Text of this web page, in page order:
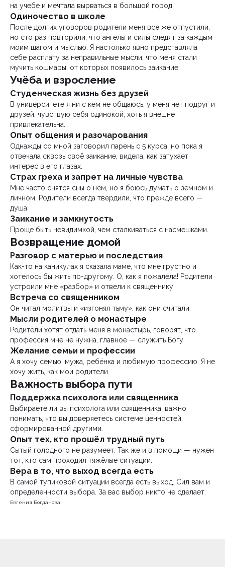
на учебе и мечтала вырваться в большой город!
Одиночество в школе
После долгих уговоров родители меня всё же отпустили,
но сто раз повторили, что ангелы и силы следят за каждым
моим шагом и мыслью. Я настолько явно представляла
себе расплату за неправильные мысли, что меня стали
мучить кошмары, от которых появилось заикание.
Учёба и взросление
Студенческая жизнь без друзей
В университете я ни с кем не общаюсь, у меня нет подруг и
друзей, чувствую себя одинокой, хоть я внешне
привлекательна.
Опыт общения и разочарования
Однажды со мной заговорил парень с 5 курса, но пока я
отвечала сквозь своё заикание, видела, как затухает
интерес в его глазах.
Страх греха и запрет на личные чувства
Мне часто снятся сны о нём, но я боюсь думать о земном и
личном. Родители всегда твердили, что прежде всего —
душа.
Заикание и замкнутость
Проще быть невидимкой, чем сталкиваться с насмешками.
Возвращение домой
Разговор с матерью и последствия
Как-то на каникулах я сказала маме, что мне грустно и
хотелось бы жить по-другому. О, как я пожалела! Родители
устроили мне «разбор» и отвели к священнику.
Встреча со священником
Он читал молитвы и «изгонял тьму», как они считали.
Мысли родителей о монастыре
Родители хотят отдать меня в монастырь, говорят, что
профессия мне не нужна, главное — служить Богу.
Желание семьи и профессии
А я хочу семью, мужа, ребёнка и любимую профессию. Я не
хочу жить, как мои родители.
Важность выбора пути
Поддержка психолога или священника
Выбираете ли вы психолога или священника, важно
понимать, что вы доверяетесь системе ценностей,
сформированной другими.
Опыт тех, кто прошёл трудный путь
Сытый голодного не разумеет. Так же и в помощи — нужен
тот, кто сам проходил тяжёлые ситуации.
Вера в то, что выход всегда есть
В самой тупиковой ситуации всегда есть выход. Сил вам и
определённости выбора. За вас выбор никто не сделает.
Евгения Богданова